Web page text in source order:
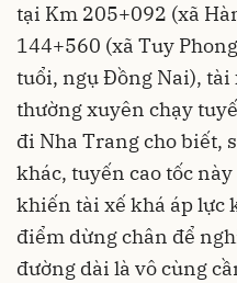
tại Km 205+092 (xã
144+560 (xã Tuy
tuổi, ngụ Đồng Nai), tài
thường xuyên chạy
đi Nha Trang cho biết,
khác, tuyến cao tốc
khiến tài xế khá áp lực
điểm dừng chân để
đường dài là vô cùng